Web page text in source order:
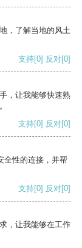
，了解当地的风土
支持[0] 反对[0]
，让我能够快速熟
支持[0] 反对[0]
全性的连接，并帮
支持[0] 反对[0]
，让我能够在工作